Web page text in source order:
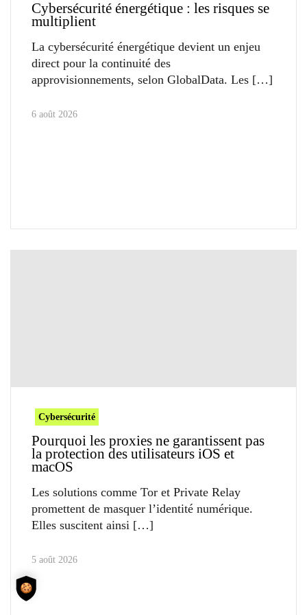
Cybersécurité énergétique : les risques se
multiplient
La cybersécurité énergétique devient un enjeu
direct pour la continuité des
approvisionnements, selon GlobalData. Les
6 août 2026
Cybersécurité
Pourquoi les proxies ne garantissent pas
la protection des utilisateurs iOS et
macOS
Les solutions comme Tor et Private Relay
promettent de masquer l’identité numérique.
Elles suscitent ainsi
5 août 2026